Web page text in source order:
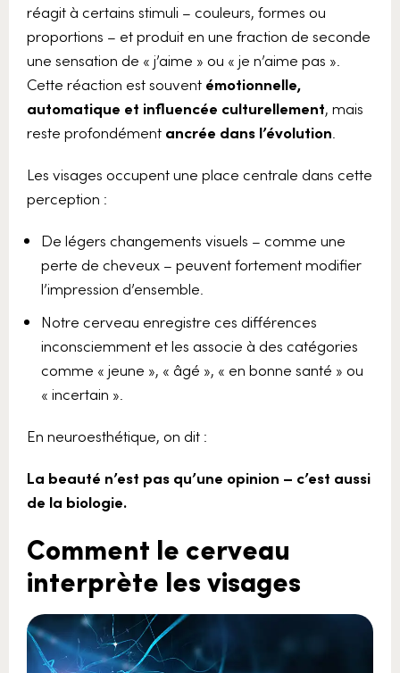
réagit à certains stimuli – couleurs, formes ou
proportions – et produit en une fraction de seconde
une sensation de « j’aime » ou « je n’aime pas ».
Cette réaction est souvent émotionnelle,
automatique et influencée culturellement, mais
reste profondément ancrée dans l’évolution.
Les visages occupent une place centrale dans cette
perception :
De légers changements visuels – comme une
perte de cheveux – peuvent fortement modifier
l’impression d’ensemble.
Notre cerveau enregistre ces différences
inconsciemment et les associe à des catégories
comme « jeune », « âgé », « en bonne santé » ou
« incertain ».
En neuroesthétique, on dit :
La beauté n’est pas qu’une opinion – c’est aussi
de la biologie.
Comment le cerveau
interprète les visages